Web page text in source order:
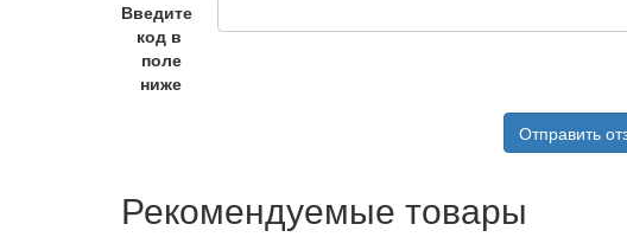
Введите
код в
поле
ниже
Отправить
Рекомендуемые товары